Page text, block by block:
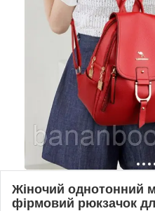
Жіночий однотонний
фірмовий рюкзачок